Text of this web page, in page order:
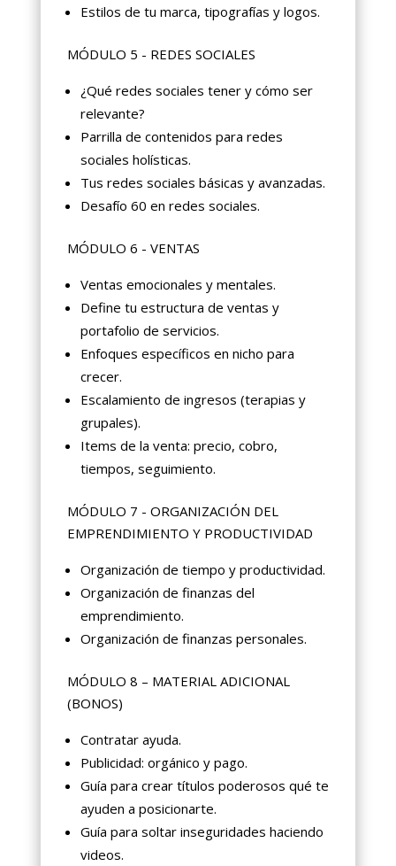
Estilos de tu marca, tipografías y logos.
MÓDULO 5 - REDES SOCIALES
¿Qué redes sociales tener y cómo ser
relevante?
Parrilla de contenidos para redes
sociales holísticas.
Tus redes sociales básicas y avanzadas.
Desafío 60 en redes sociales.
MÓDULO 6 - VENTAS
Ventas emocionales y mentales.
Define tu estructura de ventas y
portafolio de servicios.
Enfoques específicos en nicho para
crecer.
Escalamiento de ingresos (terapias y
grupales).
Items de la venta: precio, cobro,
tiempos, seguimiento.
MÓDULO 7 - ORGANIZACIÓN DEL
EMPRENDIMIENTO Y PRODUCTIVIDAD
Organización de tiempo y productividad.
Organización de finanzas del
emprendimiento.
Organización de finanzas personales.
MÓDULO 8 – MATERIAL ADICIONAL
(BONOS)
Contratar ayuda.
Publicidad: orgánico y pago.
Guía para crear títulos poderosos qué te
ayuden a posicionarte.
Guía para soltar inseguridades haciendo
videos.